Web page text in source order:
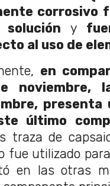
corrosivo
y
al uso de
en
noviembre,
presenta
último
traza de
fue utilizado
en las otras